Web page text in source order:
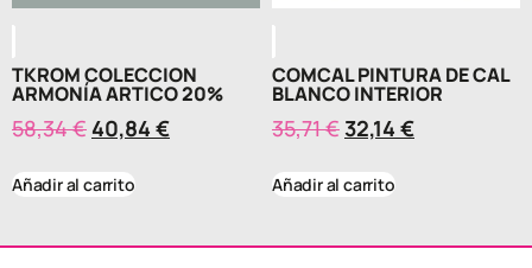
TKROM COLECCION
ARMONÍA ARTICO 20%
58,34€ 40,84 €
Añadir al carrito
COMCAL PINTURA DE CAL
BLANCO INTERIOR
35,71€ 32,14 €
Añadir al carrito